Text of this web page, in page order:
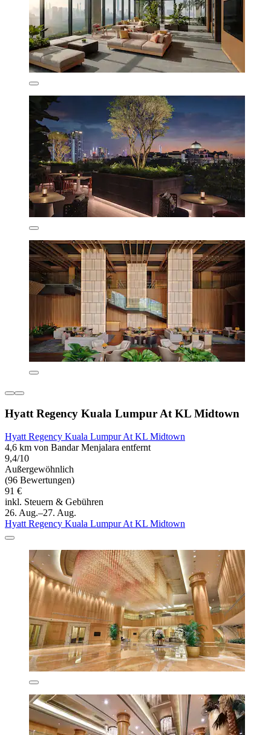
Hyatt Regency Kuala Lumpur At KL Midtown
Hyatt Regency Kuala Lumpur At KL Midtown
4,6 km von Bandar Menjalara entfernt
9,4/10
Außergewöhnlich
(96 Bewertungen)
91 €
inkl. Steuern & Gebühren
26. Aug.–27. Aug.
Hyatt Regency Kuala Lumpur At KL Midtown